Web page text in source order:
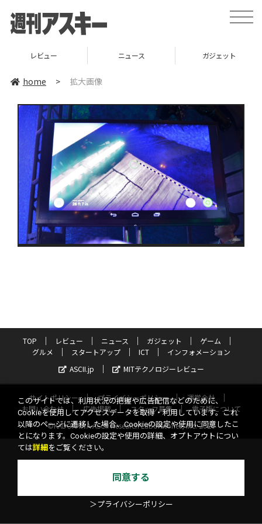
toggle
レビュー ニュース ガジェット
home > 拡大画像
TOP レビュー ニュース ガジェット
ゲーム
グルメ
スタートアップ ICT
インフォメーション
ASCII.jp
MITテクノロジーレビュー
サイトポリシー プライバシーポリシー
運営会社
お問い合わせ
広告掲載 スタッフ募集
電子版について
©KADOKAWA ASCII Research Laboratories, Inc. 2026
このサイトでは、利用状況の把握や広告配信などのために、
Cookieを使用してアクセスデータを取得・利用しています。これ
以降のページに遷移した場合、Cookieの設定や使用に同意したこ
とになります。Cookieの設定や使用の詳細、オプトアウトについ
ては詳細 をご覧ください。
同意する
＞プライバシーポリシー